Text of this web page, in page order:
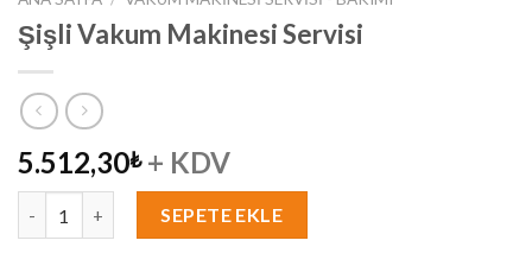
Şişli Vakum Makinesi Servisi
5.512,30₺ + KDV
SEPETE EKLE